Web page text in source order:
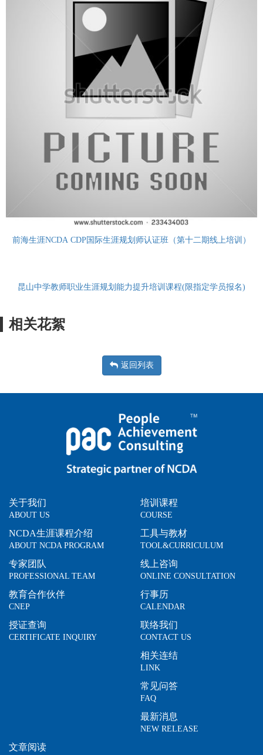
前海生涯NCDA CDP国际生涯规划师认证班（第十二期线上培训）
昆山中学教师职业生涯规划能力提升培训课程(限指定学员报名)
相关花絮
返回列表
关于我们
ABOUT US
NCDA生涯课程介绍
ABOUT NCDA PROGRAM
专家团队
PROFESSIONAL TEAM
教育合作伙伴
CNEP
授证查询
CERTIFICATE INQUIRY
培训课程
COURSE
工具与教材
TOOL&CURRICULUM
线上咨询
ONLINE CONSULTATION
行事历
CALENDAR
联络我们
CONTACT US
相关连结
LINK
常见问答
FAQ
最新消息
NEW RELEASE
文章阅读